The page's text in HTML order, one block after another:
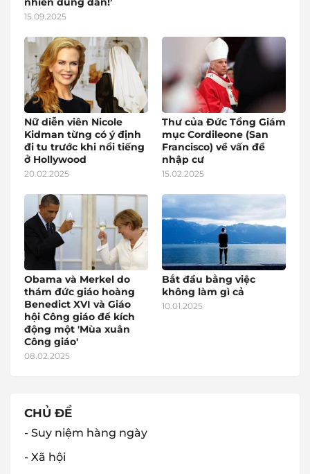
15.09.2025
Nữ diễn viên Nicole
Kidman từng có ý định
đi tu trước khi nổi tiếng
ở Hollywood
20.02.2025
Thư của Đức Tổng Giám
mục Cordileone (San
Francisco) về vấn đề
nhập cư
15.02.2025
Obama và Merkel do
thám đức giáo hoàng
Benedict XVI và Giáo
hội Công giáo để kích
động một 'Mùa xuân
Công giáo'
08.02.2025
Bắt đầu bằng việc
không làm gì cả
10.01.2025
CHỦ ĐỀ
- Suy niệm hàng ngày
- Xã hội